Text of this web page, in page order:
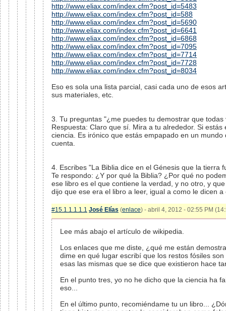
http://www.eliax.com/index.cfm?post_id=5483
http://www.eliax.com/index.cfm?post_id=588
http://www.eliax.com/index.cfm?post_id=5690
http://www.eliax.com/index.cfm?post_id=6641
http://www.eliax.com/index.cfm?post_id=6868
http://www.eliax.com/index.cfm?post_id=7095
http://www.eliax.com/index.cfm?post_id=7714
http://www.eliax.com/index.cfm?post_id=7728
http://www.eliax.com/index.cfm?post_id=8034
Eso es sola una lista parcial, casi cada uno de esos
sus materiales, etc.
3. Tu preguntas "¿me puedes tu demostrar que todas
Respuesta: Claro que sí. Mira a tu alrededor. Si
ciencia. Es irónico que estás empapado en un
cuenta.
4. Escribes "La Biblia dice en el Génesis que la tierra
Te respondo: ¿Y por qué la Biblia? ¿Por qué no
ese libro es el que contiene la verdad, y no otro, y
dijo que ese era el libro a leer, igual a como le dicen
#15.1.1.1.1.1 José Elías (enlace) - abril 4, 2012 - 02:55 PM
Lee más abajo el artículo de wikipedia.
Los enlaces que me diste, ¿qué me están
dime en qué lugar escribí que los restos fósiles
esas las mismas que se dice que existieron hace
En el punto tres, yo no he dicho que la ciencia ha
eso...
En el último punto, recomiéndame tu un libro...